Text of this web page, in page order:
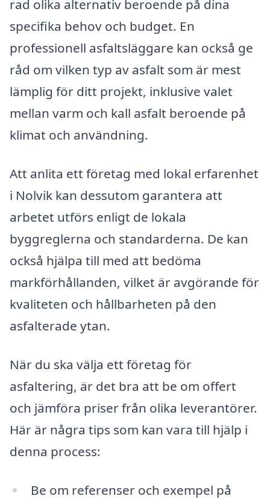
rad olika alternativ beroende på dina
specifika behov och budget. En
professionell asfaltsläggare kan också ge
råd om vilken typ av asfalt som är mest
lämplig för ditt projekt, inklusive valet
mellan varm och kall asfalt beroende på
klimat och användning.
Att anlita ett företag med lokal erfarenhet
i Nolvik kan dessutom garantera att
arbetet utförs enligt de lokala
byggreglerna och standarderna. De kan
också hjälpa till med att bedöma
markförhållanden, vilket är avgörande för
kvaliteten och hållbarheten på den
asfalterade ytan.
När du ska välja ett företag för
asfaltering, är det bra att be om offert
och jämföra priser från olika leverantörer.
Här är några tips som kan vara till hjälp i
denna process:
Be om referenser och exempel på